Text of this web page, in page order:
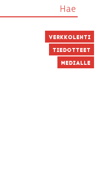
Verkkolehti
Tiedotteet
Medialle